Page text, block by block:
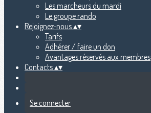
Les marcheurs du mardi
Le groupe rando
Rejoignez-nous▴▾
Tarifs
Adhérer / faire un don
Avantages réservés aux membres
Contacts▴▾
Se connecter